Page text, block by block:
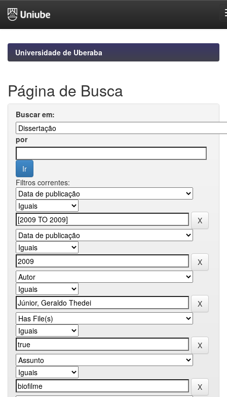
navigationUniversidade de Uberaba
Página de Busca
Buscar em:
por
Filtros correntes: